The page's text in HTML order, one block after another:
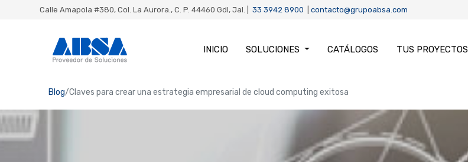
Calle Amapola #380, Col. La Aurora., C. P. 44460 Gdl, Jal. |33 3942 8900 |contacto@grupoabsa.com
INICIO SOLUCIONES CATÁLOGOS TUS PROYECTOS
Blog Claves para crear una estrategia empresarial de cloud computing exitosa